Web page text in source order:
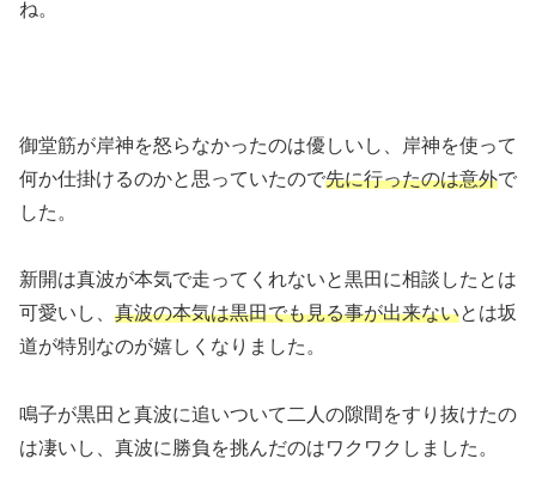
ね。
御堂筋が岸神を怒らなかったのは優しいし、岸神を使って
何か仕掛けるのかと思っていたので先に行ったのは意外で
した。
新開は真波が本気で走ってくれないと黒田に相談したとは
可愛いし、 真波の本気は黒田でも見る事が出来ないとは坂
道が特別なのが嬉しくなりました。
鳴子が黒田と真波に追いついて二人の隙間をすり抜けたの
は凄いし、真波に勝負を挑んだのはワクワクしました。